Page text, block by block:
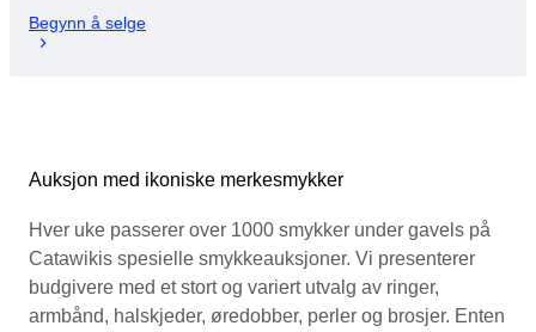
Begynn å selge
Auksjon med ikoniske merkesmykker
Hver uke passerer over 1000 smykker under gavels på
Catawikis spesielle smykkeauksjoner. Vi presenterer
budgivere med et stort og variert utvalg av ringer,
armbånd, halskjeder, øredobber, perler og brosjer. Enten